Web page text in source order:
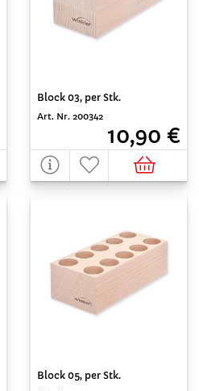
Block 03, per Stk.
Art. Nr. 200342
10,90 €
Block 05, per Stk.